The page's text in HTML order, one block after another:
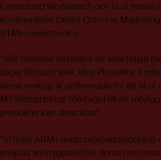
Embedded Workbench och få ut mesta
kommenterar Daniel Colonna,
STMicroelectronics.
“IAR Systems fortsätter att vara tidiga
säger Richard York, Vice President,
deras verktyg är optimerade för att få
M7-kärnan bidrar företaget till att
produkter kan utvecklas.”
“Vi följer ARM i deras
erbjuda verktygsstöd för deras